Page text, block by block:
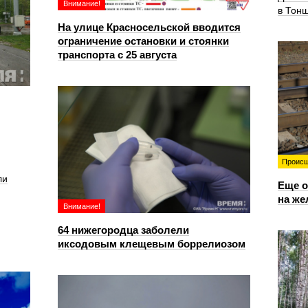
Внимание!
На улице Красносельской вводится
ограничение остановки и стоянки
транспорта с 25 августа
в
Еще
на
Внимание!
64 нижегородца заболели
иксодовым клещевым боррелиозом